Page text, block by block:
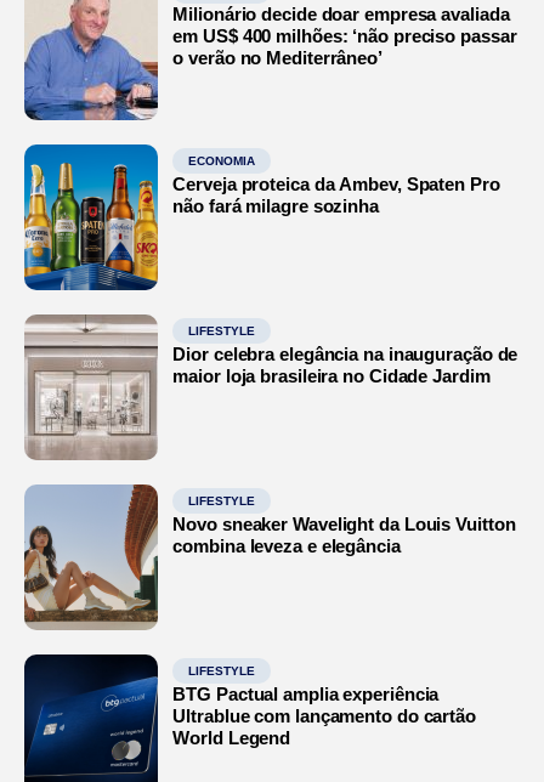
Milionário decide doar empresa avaliada
em US$ 400 milhões: ‘não preciso passar
o verão no Mediterrâneo’
ECONOMIA
Cerveja proteica da Ambev, Spaten Pro
não fará milagre sozinha
LIFESTYLE
Dior celebra elegância na inauguração de
maior loja brasileira no Cidade Jardim
LIFESTYLE
Novo sneaker Wavelight da Louis Vuitton
combina leveza e elegância
LIFESTYLE
BTG Pactual amplia experiência
Ultrablue com lançamento do cartão
World Legend